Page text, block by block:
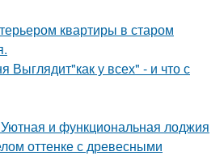
квартиры в старом
у всех" - и что с
и функциональная лоджия
оттенке с древесными